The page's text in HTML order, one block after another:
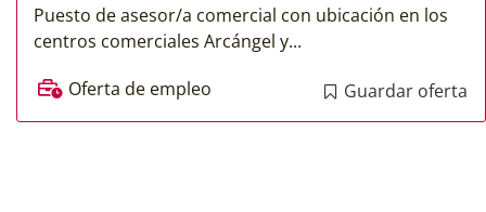
Puesto de asesor/a comercial con ubicación en los
centros comerciales Arcángel y...
Oferta de empleo
Guardar oferta